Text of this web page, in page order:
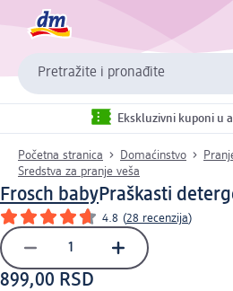
Pretražite i pronađite
Ekskluzivni kuponi u
Početna stranica Domaćinstvo
Sredstva za pranje veša
Frosch babyPraškasti
4.8 (28 recenzija)
899,00 RSD